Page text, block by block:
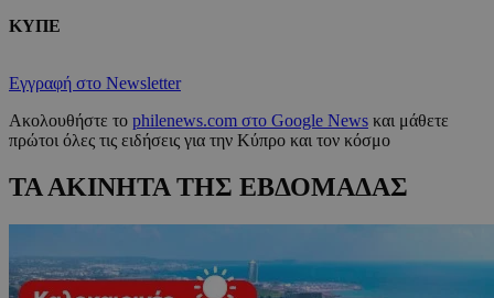
ΚΥΠΕ
Εγγραφή στο Newsletter
Ακολουθήστε το philenews.com στο Google News και μάθετε
πρώτοι όλες τις ειδήσεις για την Κύπρο και τον κόσμο
ΤΑ ΑΚΙΝΗΤΑ ΤΗΣ ΕΒΔΟΜΑΔΑΣ